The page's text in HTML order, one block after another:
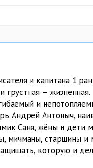
и капитана 1
грустная — жизненная.
и
Андрей Антоныч,
Саня, жёны и дети
мичманы, старшины и
которую и